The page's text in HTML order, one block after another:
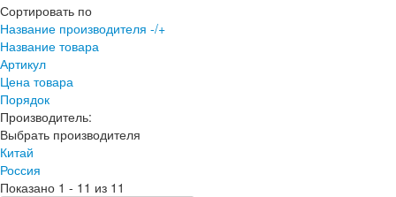
Сортировать по
Название производителя -/+
Название товара
Артикул
Цена товара
Порядок
Производитель:
Выбрать производителя
Китай
Россия
Показано 1 - 11 из 11